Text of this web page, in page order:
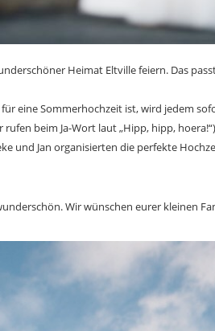
Heimat Eltville feiern. Das
eine Sommerhochzeit ist, wird jedem
rufen beim Ja-Wort laut „Hipp, hipp,
und Jan organisierten die perfekte
Wir wünschen eurer kleinen